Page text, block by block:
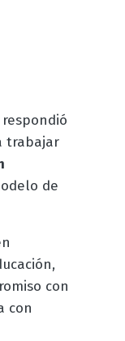
trabajar
de
con
con